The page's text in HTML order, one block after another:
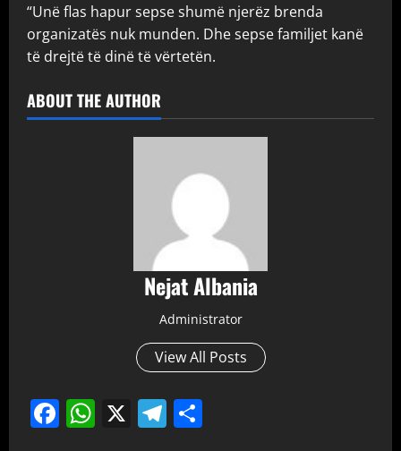
“Unë flas hapur sepse shumë njerëz brenda
organizatës nuk munden. Dhe sepse familjet kanë
të drejtë të dinë të vërtetën.
ABOUT THE AUTHOR
Nejat Albania
Administrator
View All Posts
Facebook
WhatsApp
X Telegram